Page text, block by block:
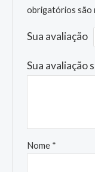
obrigatórios são
Sua avaliação
Sua avaliação
Nome *